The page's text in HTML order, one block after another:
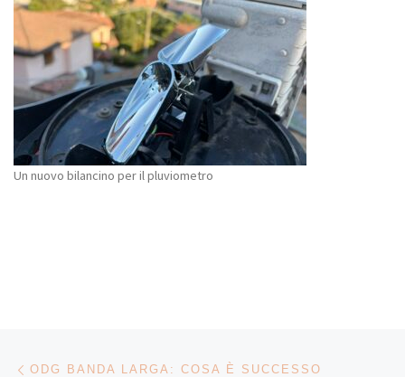
Un nuovo bilancino per il pluviometro
Navigazione articoli
ODG BANDA LARGA: COSA È SUCCESSO